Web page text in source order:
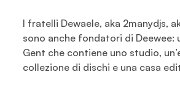
I fratelli Dewaele, aka 2manydjs,
sono anche fondatori di Deewee:
Gent che contiene uno studio,
collezione di dischi e una casa